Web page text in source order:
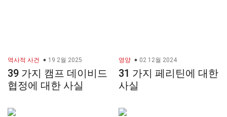
역사적 사건 19 2월 2025
39 가지 캠프 데이비드
협정에 대한 사실
영양 02 12월 2024
31 가지 페리틴에 대한
사실